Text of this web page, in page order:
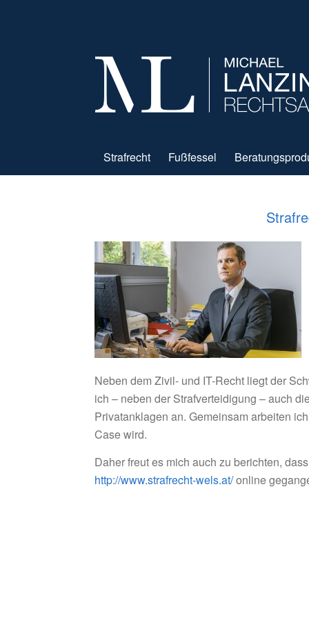
Strafrecht Fußfessel
Neben dem Zivil- und IT-Recht liegt der
ich – neben der Strafverteidigung – auch
Privatanklagen an. Gemeinsam arbeiten
Case wird.
Daher freut es mich auch zu berichten,
http://www.strafrecht-wels.at/online